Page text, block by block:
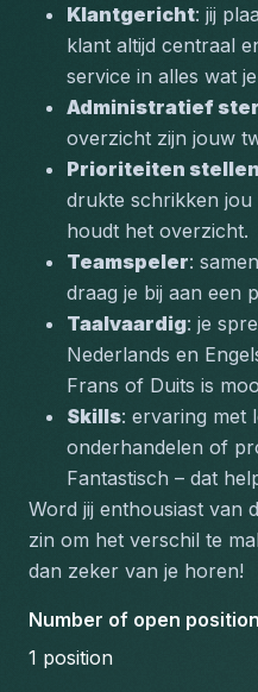
Klantgericht: jij
klant altijd centraal
service in alles wat
Administratief
overzicht zijn jouw
Prioriteiten stellen
drukte schrikken jou
houdt het overzicht.
Teamspeler:
draag je bij aan een
Taalvaardig
Nederlands en
Frans of Duits is
Skills: ervaring met
onderhandelen of
Fantastisch – dat
Word jij enthousiast van
zin om het verschil te
dan zeker van je horen!
Number of open
1 position